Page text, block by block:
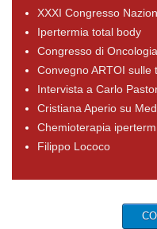
XXXI Congresso
Ipertermia total body
Congresso di
Convegno ARTOI
Intervista a Carlo
Cristiana Aperio su
Chemioterapia
Filippo Lococo